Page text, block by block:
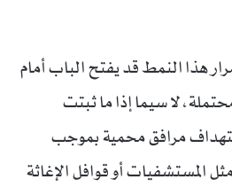
هذا النمط قد يفتح الباب أمام
لا سيما إذا ما ثبتت
مرافق محمية بموجب
مثل المستشفيات أو قوافل الإغاثة